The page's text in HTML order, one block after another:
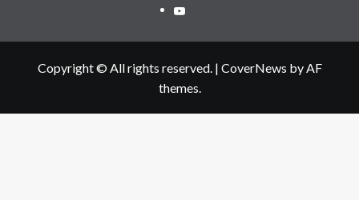
Youtube
Copyright © All rights reserved. | CoverNews by AF
themes.